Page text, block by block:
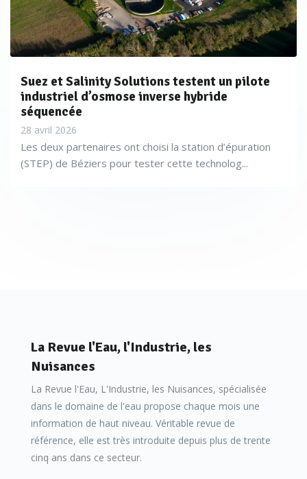
Suez et Salinity Solutions testent un pilote
industriel d’osmose inverse hybride
séquencée
28 avril 2026
Les deux partenaires ont choisi la station d’épuration
(STEP) de Béziers pour tester cette technolog...
La Revue l'Eau, l'Industrie, les
Nuisances
La Revue l'Eau, L'Industrie, les Nuisances, spécialisée
dans le domaine de l'eau propose chaque mois une
information de haut niveau. Véritable revue de
référence, elle est très introduite depuis plus de trente
cinq ans dans ce secteur.